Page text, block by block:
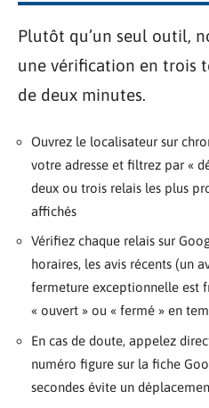
Plutôt qu’un seul outil,
une vérification en trois
de deux minutes.
Ouvrez le localisateur sur
votre adresse et filtrez par «
deux ou trois relais les plus
affichés
Vérifiez chaque relais sur
horaires, les avis récents (un
fermeture exceptionnelle est
« ouvert » ou « fermé » en
En cas de doute, appelez
numéro figure sur la fiche
secondes évite un